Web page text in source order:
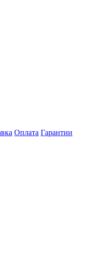
Оплата Гарантии